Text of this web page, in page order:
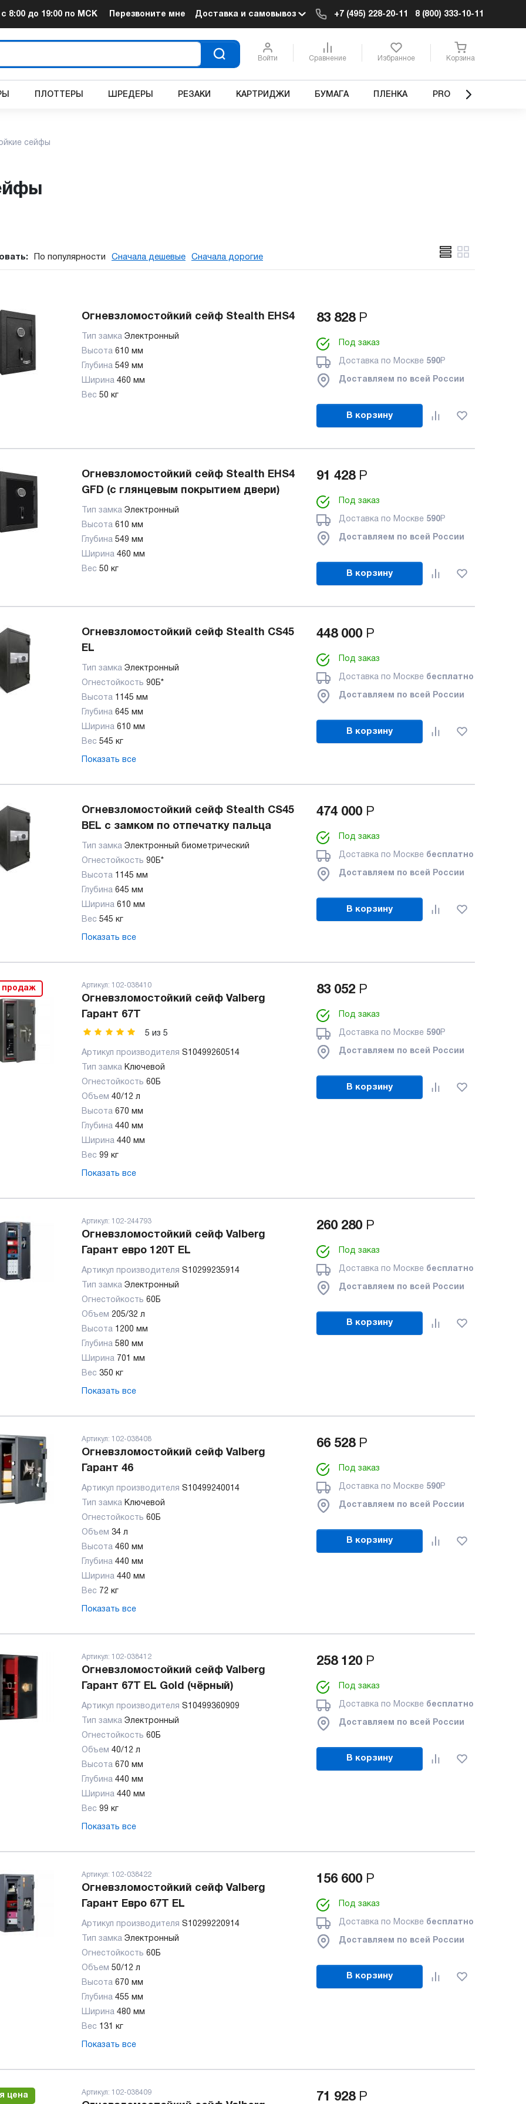
с 8:00 до 19:00 по МСК Перезвоните мне Доставка и самовывоз +7 (495) 228-20-11 8 (800) 333-10-11
Войти Сравнение Избранное Корзина
ПЛОТТЕРЫ ШРЕДЕРЫ РЕЗАКИ КАРТРИДЖИ БУМАГА ПЛЕНКА PRO
сейфы
По популярности Сначала дешевые Сначала дорогие
Огневзломостойкий сейф Stealth EHS4
Тип замка Электронный
Высота 610 мм
Глубина 549 мм
Ширина 460 мм
Вес 50 кг
83 828 Р
Под заказ
Доставка по Москве 590Р
Доставляем по всей России
В корзину
Огневзломостойкий сейф Stealth EHS4
GFD (с глянцевым покрытием двери)
Тип замка Электронный
Высота 610 мм
Глубина 549 мм
Ширина 460 мм
Вес 50 кг
91 428 Р
Под заказ
Доставка по Москве 590Р
Доставляем по всей России
В корзину
Огневзломостойкий сейф Stealth CS45
EL
Тип замка Электронный
Огнестойкость 90Б*
Высота 1145 мм
Глубина 645 мм
Ширина 610 мм
Вес 545 кг
Показать все
448 000 Р
Под заказ
Доставка по Москве бесплатно
Доставляем по всей России
В корзину
Огневзломостойкий сейф Stealth CS45
BEL с замком по отпечатку пальца
Тип замка Электронный биометрический
Огнестойкость 90Б*
Высота 1145 мм
Глубина 645 мм
Ширина 610 мм
Вес 545 кг
Показать все
474 000 Р
Под заказ
Доставка по Москве бесплатно
Доставляем по всей России
В корзину
продаж Артикул: 102-038410
Огневзломостойкий сейф Valberg
Гарант 67T
5 из 5
Артикул производителя S10499260514
Тип замка Ключевой
Огнестойкость 60Б
Объем 40/12 л
Высота 670 мм
Глубина 440 мм
Ширина 440 мм
Вес 99 кг
Показать все
83 052 Р
Под заказ
Доставка по Москве 590Р
Доставляем по всей России
В корзину
Артикул: 102-244793
Огневзломостойкий сейф Valberg
Гарант евро 120Т EL
Артикул производителя S10299235914
Тип замка Электронный
Огнестойкость 60Б
Объем 205/32 л
Высота 1200 мм
Глубина 580 мм
Ширина 701 мм
Вес 350 кг
Показать все
260 280 Р
Под заказ
Доставка по Москве бесплатно
Доставляем по всей России
В корзину
Артикул: 102-038408
Огневзломостойкий сейф Valberg
Гарант 46
Артикул производителя S10499240014
Тип замка Ключевой
Огнестойкость 60Б
Объем 34 л
Высота 460 мм
Глубина 440 мм
Ширина 440 мм
Вес 72 кг
Показать все
66 528 Р
Под заказ
Доставка по Москве 590Р
Доставляем по всей России
В корзину
Артикул: 102-038412
Огневзломостойкий сейф Valberg
Гарант 67T EL Gold (чёрный)
Артикул производителя S10499360909
Тип замка Электронный
Огнестойкость 60Б
Объем 40/12 л
Высота 670 мм
Глубина 440 мм
Ширина 440 мм
Вес 99 кг
Показать все
258 120 Р
Под заказ
Доставка по Москве бесплатно
Доставляем по всей России
В корзину
Артикул: 102-038422
Огневзломостойкий сейф Valberg
Гарант Евро 67T EL
Артикул производителя S10299220914
Тип замка Электронный
Огнестойкость 60Б
Объем 50/12 л
Высота 670 мм
Глубина 455 мм
Ширина 480 мм
Вес 131 кг
Показать все
156 600 Р
Под заказ
Доставка по Москве бесплатно
Доставляем по всей России
В корзину
цена Артикул: 102-038409 71 928 Р